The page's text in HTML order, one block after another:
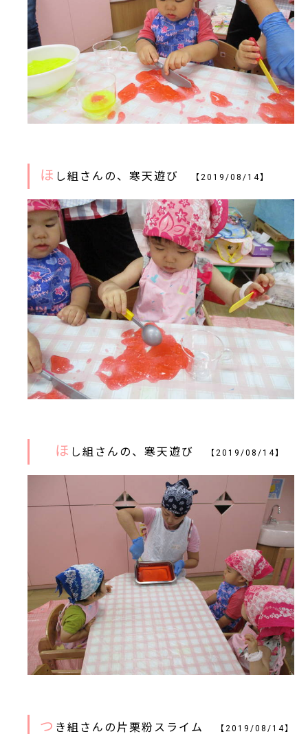
ほ し組さんの、寒天遊び 【2019/08/14】
ほ し組さんの、寒天遊び 【2019/08/14】
つ き組さんの片栗粉スライム 【2019/08/14】